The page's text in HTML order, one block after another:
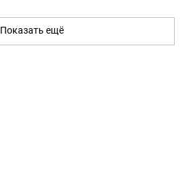
Показать ещё